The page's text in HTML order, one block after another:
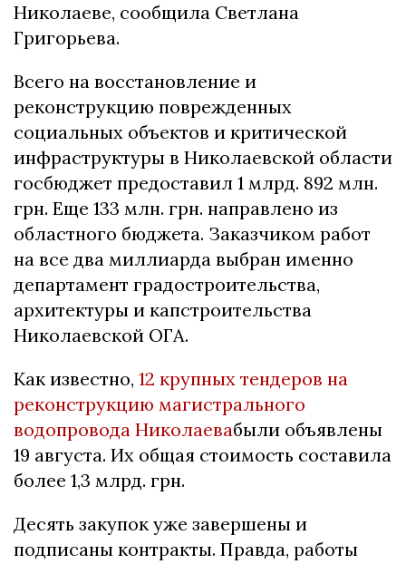
Николаеве, сообщила Светлана
Григорьева.
Всего на восстановление и
реконструкцию поврежденных
социальных объектов и критической
инфраструктуры в Николаевской области
госбюджет предоставил 1 млрд. 892 млн.
грн. Еще 133 млн. грн. направлено из
областного бюджета. Заказчиком работ
на все два миллиарда выбран именно
департамент градостроительства,
архитектуры и капстроительства
Николаевской ОГА.
Как известно, 12 крупных тендеров на
реконструкцию магистрального
водопровода Николаевабыли объявлены
19 августа. Их общая стоимость составила
более 1,3 млрд. грн.
Десять закупок уже завершены и
подписаны контракты. Правда, работы